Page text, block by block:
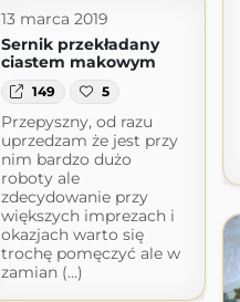
13 marca 2019
Sernik przekładany
ciastem makowym
149 5
Przepyszny, od razu
uprzedzam że jest przy
nim bardzo dużo
roboty ale
zdecydowanie przy
większych imprezach i
okazjach warto się
trochę pomęczyć ale w
zamian (...)